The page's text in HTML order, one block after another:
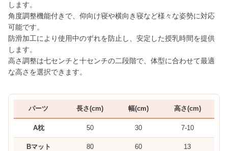
します。
角度調整機能付きで、仰向け寝や横向き寝など様々な姿勢に対応
可能です。
防滑加工により使用中のずれを防止し、安定した授乳時間を提供
します。
高さ調整は七センチと十センチの二段階で、体型に合わせて最適
な高さを選択できます。
パーツ 長さ(cm) 幅(cm) 高さ(cm)
A枕 50 30 7-10
Bマット 80 60 13